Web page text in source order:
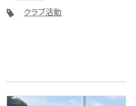
クラブ活動